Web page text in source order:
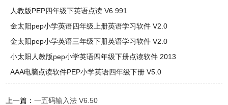
人教版PEP四年级下英语点读 V6.991
金太阳pep小学英语四年级上册英语学习软件 V2.0
金太阳pep小学英语三年级下册英语学习软件 V2.0
小太阳人教版pep小学英语四年级下册点读软件 2013
AAA电脑点读软件PEP小学英语四年级下册 V5.0
上一篇：一五码输入法 V6.50